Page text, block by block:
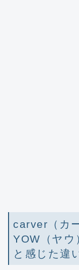
carver（カ
YOW（ヤウ
と感じた違